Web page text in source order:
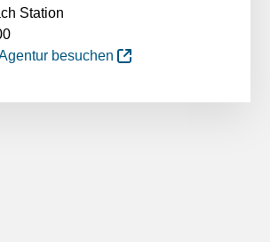
Station
besuchen